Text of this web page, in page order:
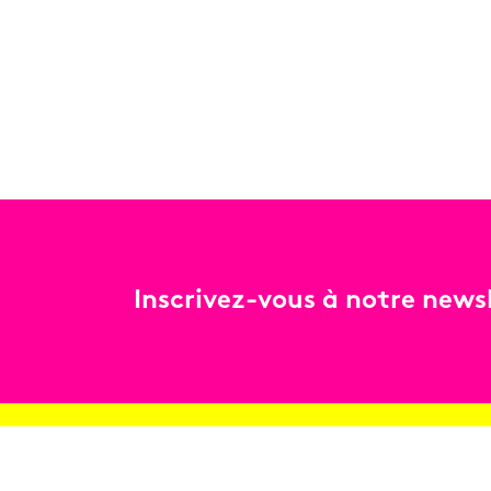
Inscrivez-vous à notre